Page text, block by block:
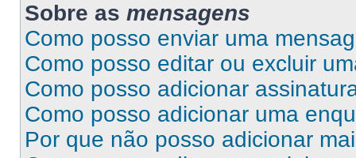
Sobre as mensagens
Como posso enviar uma
Como posso editar ou excluir
Como posso adicionar
Como posso adicionar uma
Por que não posso adicionar